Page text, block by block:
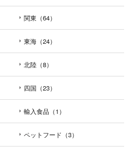
関東（64）
東海（24）
北陸（8）
四国（23）
輸入食品（1）
ペットフード（3）